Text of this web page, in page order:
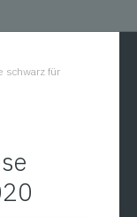
schwarz für